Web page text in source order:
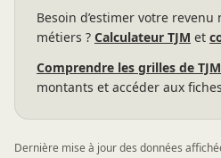
Besoin d’estimer votre
métiers ? Calculateur TJM et
Comprendre les grilles de TJM
montants et accéder aux
Dernière mise à jour des données